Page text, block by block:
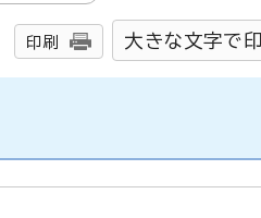
印刷 大きな文字で